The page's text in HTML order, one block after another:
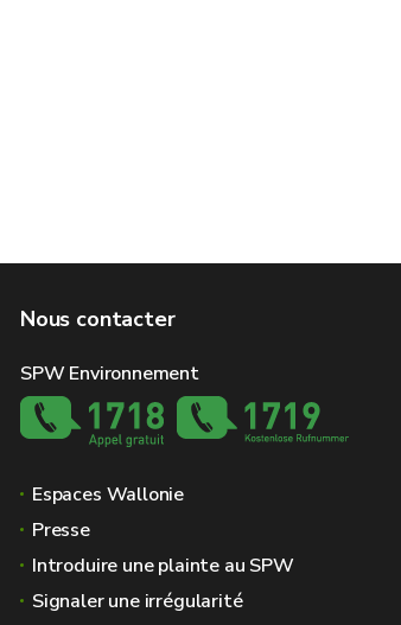
Nous contacter
SPW Environnement
Espaces Wallonie
Presse
Introduire une plainte au SPW
Signaler une irrégularité